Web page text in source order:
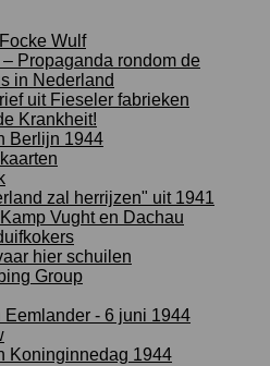
Wulf
Propaganda rondom de
in Nederland
uit Fieseler fabrieken
Krankheit!
Berlijn 1944
zal herrijzen" uit 1941
Vught en Dachau
hier schuilen
Group
Eemlander - 6 juni 1944
Koninginnedag 1944